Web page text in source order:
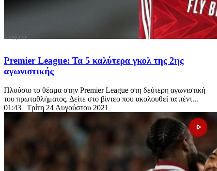
Premier League: Τα 5 καλύτερα γκολ της 2ης
αγωνιστικής
Πλούσιο το θέαμα στην Premier League στη δεύτερη αγωνιστική
του πρωταθλήματος. Δείτε στο βίντεο που ακολουθεί τα πέντ...
01:43 | Τρίτη 24 Αυγούστου 2021